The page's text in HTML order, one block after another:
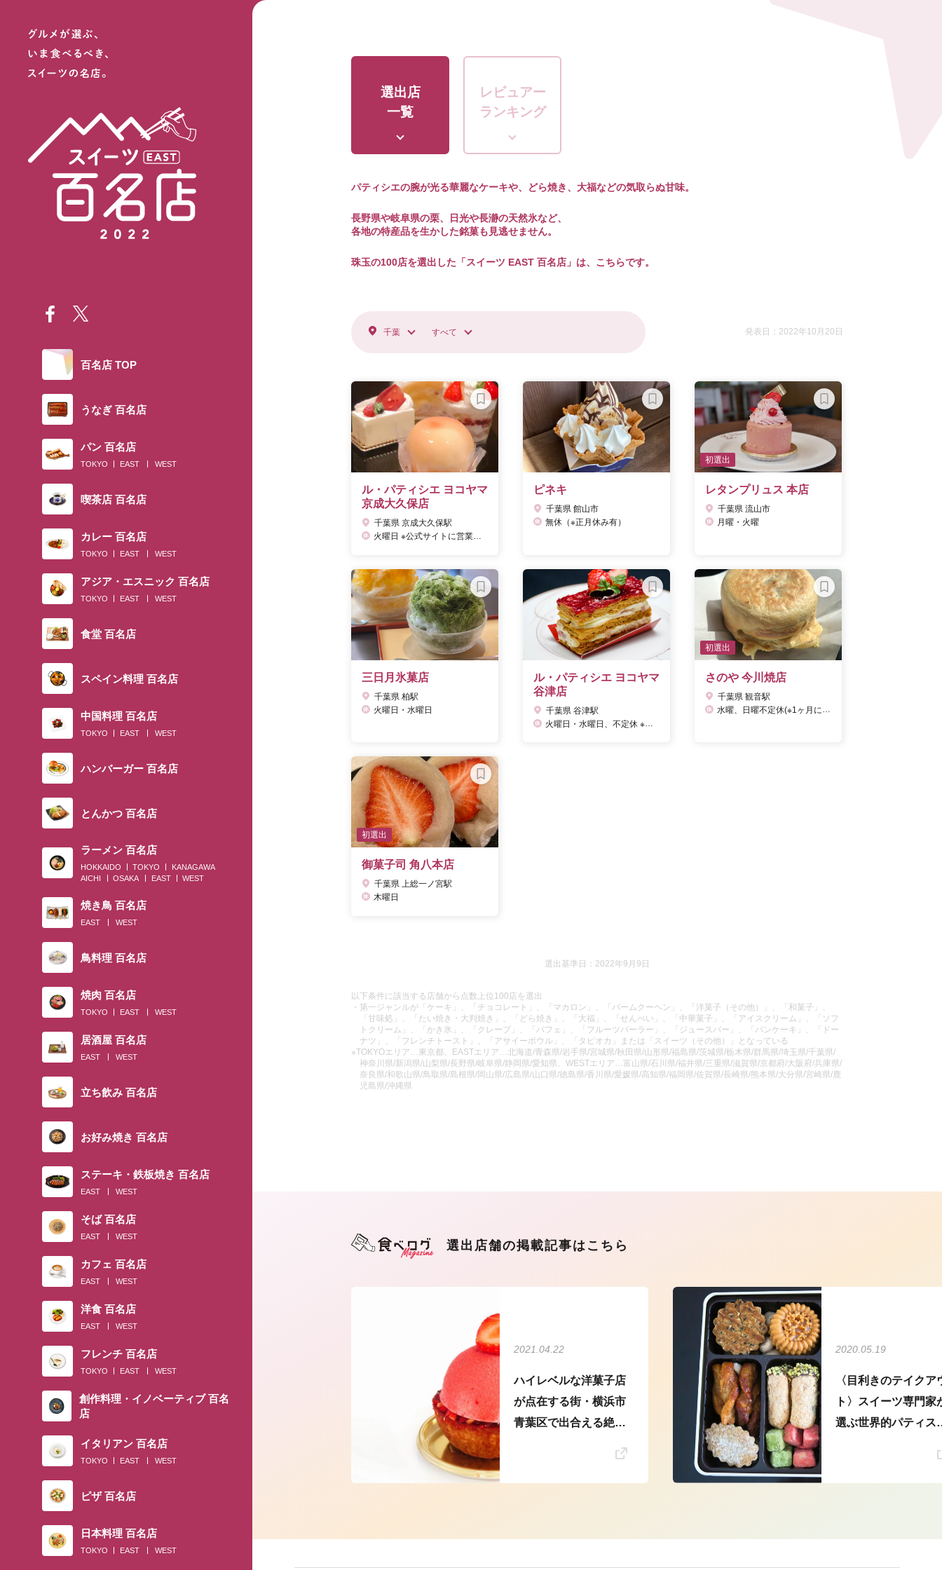
百名店 TOP
うなぎ 百名店
パン 百名店
TOKYO EAST WEST
喫茶店 百名店
カレー 百名店
TOKYO EAST WEST
アジア・エスニック 百名店
TOKYO EAST WEST
食堂 百名店
スペイン料理 百名店
中国料理 百名店
TOKYO EAST WEST
ハンバーガー 百名店
とんかつ 百名店
ラーメン 百名店
HOKKAIDO TOKYO
KANAGAWA
AICHI
OSAKA EAST WEST
焼き鳥 百名店
EAST WEST
鳥料理 百名店
焼肉 百名店
TOKYO EAST WEST
居酒屋 百名店
EAST WEST
立ち飲み 百名店
お好み焼き 百名店
ステーキ・鉄板焼き 百名店
EAST WEST
そば 百名店
EAST WEST
カフェ 百名店
EAST WEST
洋食 百名店
EAST WEST
フレンチ 百名店
TOKYO EAST WEST
創作料理・イノベーティブ 百名
店
イタリアン 百名店
TOKYO EAST WEST
ピザ 百名店
日本料理 百名店
TOKYO EAST WEST
選出店
一覧
レビュアー
ランキング
パティシエの腕が光る華麗なケーキや、どら焼き、大福などの気取らぬ甘味。
長野県や岐阜県の栗、日光や長瀞の天然氷など、
各地の特産品を生かした銘菓も見逃せません。
珠玉の100店を選出した「スイーツ EAST 百名店」は、こちらです。
千葉 すべて 発表日：2022年10月20日
ル・パティシエ ヨコヤマ
京成大久保店
千葉県 京成大久保駅
火曜日 ※公式サイトに営業日カレンダーあり
ピネキ
千葉県 館山市
無休（※正月休み有）
初選出
レタンプリュス 本店
千葉県 流山市
月曜・火曜
三日月氷菓店
千葉県 柏駅
火曜日・水曜日
ル・パティシエ ヨコヤマ
谷津店
千葉県 谷津駅
火曜日・水曜日、不定休 ※公式サイトに営業日カレンダーあり
初選出
さのや 今川焼店
千葉県 観音駅
水曜、日曜不定休(※1ヶ月に1回休み)
初選出
御菓子司 角八本店
千葉県 上総一ノ宮駅
木曜日
選出基準日：2022年9月9日
以下条件に該当する店舗から点数上位100店を選出
・第一ジャンルが「ケーキ」、「チョコレート」、「マカロン」、「バームクーヘン」、「洋菓子（その他）」、「和菓子」、
「甘味処」、「たい焼き・大判焼き」、「どら焼き」、「大福」、「せんべい」、「中華菓子」、「アイスクリーム」、「ソフ
トクリーム」、「かき氷」、「クレープ」、「パフェ」、「フルーツパーラー」、「ジュースバー」、「パンケーキ」、「ドー
ナツ」、「フレンチトースト」、「アサイーボウル」、「タピオカ」または「スイーツ（その他）」となっている
※TOKYOエリア…東京都、EASTエリア…北海道/青森県/岩手県/宮城県/秋田県/山形県/福島県/茨城県/栃木県/群馬県/埼玉県/千葉県/
神奈川県/新潟県/山梨県/長野県/岐阜県/静岡県/愛知県、WESTエリア…富山県/石川県/福井県/三重県/滋賀県/京都府/大阪府/兵庫県/
奈良県/和歌山県/鳥取県/島根県/岡山県/広島県/山口県/徳島県/香川県/愛媛県/高知県/福岡県/佐賀県/長崎県/熊本県/大分県/宮崎県/鹿
児島県/沖縄県
選出店舗の掲載記事はこちら
2021.04.22
ハイレベルな洋菓子店
が点在する街・横浜市
青葉区で出合える絶品
2020.05.19
〈目利きのテイクア
ト〉スイーツ専門家
選ぶ世界的パティス